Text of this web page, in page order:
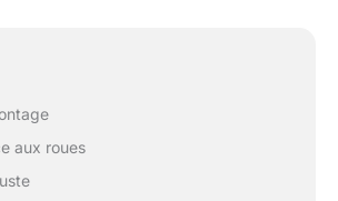
aux roues